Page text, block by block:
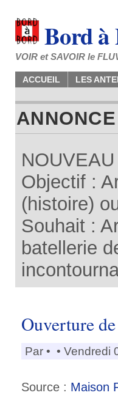
Bord
VOIR et SAVOIR le
ACCUEIL LES
ANNONCE
Objectif :
(histoire)
Souhait :
batellerie
Ouverture
Par • • Vendredi
Source : Maison